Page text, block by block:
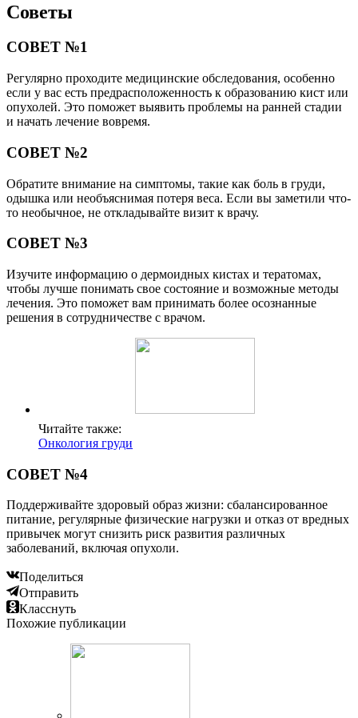
Советы
СОВЕТ №1
Регулярно проходите медицинские обследования, особенно
если у вас есть предрасположенность к образованию кист или
опухолей. Это поможет выявить проблемы на ранней стадии
и начать лечение вовремя.
СОВЕТ №2
Обратите внимание на симптомы, такие как боль в груди,
одышка или необъяснимая потеря веса. Если вы заметили что-
то необычное, не откладывайте визит к врачу.
СОВЕТ №3
Изучите информацию о дермоидных кистах и тератомах,
чтобы лучше понимать свое состояние и возможные методы
лечения. Это поможет вам принимать более осознанные
решения в сотрудничестве с врачом.
Читайте также:
Онкология груди
СОВЕТ №4
Поддерживайте здоровый образ жизни: сбалансированное
питание, регулярные физические нагрузки и отказ от вредных
привычек могут снизить риск развития различных
заболеваний, включая опухоли.
Поделиться
Отправить
Класснуть
Похожие публикации